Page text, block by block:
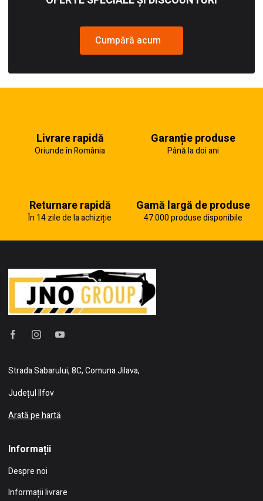
Cumpără acum
Livrare rapidă
Oriunde în România
Garanție produse
Până la doi ani
Returnare rapidă
În 14 zile de la achiziție
Gamă largă de produse
47.000 produse disponibile
Strada Sabarului, 8C, Comuna Jilava,
Județul Ilfov
Arată pe hartă
Informații
Despre noi
Informații livrare